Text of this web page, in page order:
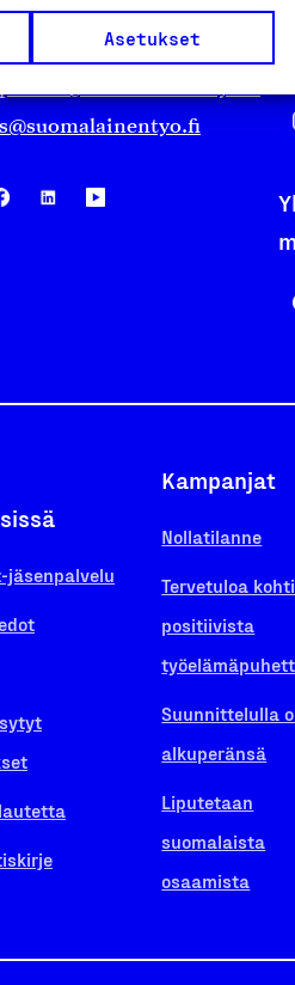
Asetukset
jäsenpalvelu
Kampanjat
Nollatilanne
Tervetuloa kohti
positiivista
Suunnittelulla
alkuperänsä
Liputetaan
suomalaista
osaamista